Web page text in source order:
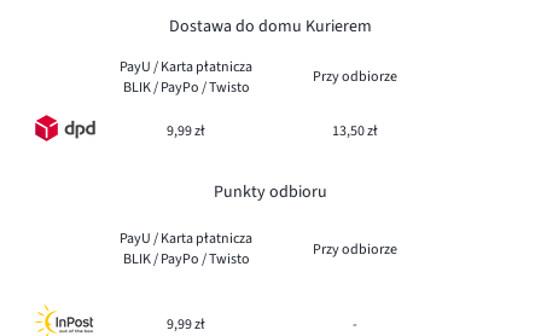
Dostawa do domu Kurierem
PayU / Karta płatnicza
BLIK / PayPo / Twisto
Przy odbiorze
9,99 zł 13,50 zł
Punkty odbioru
PayU / Karta płatnicza
BLIK / PayPo / Twisto
Przy odbiorze
9,99 zł -